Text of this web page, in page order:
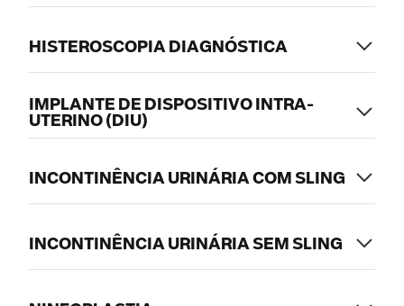
HISTEROSCOPIA DIAGNÓSTICA
IMPLANTE DE DISPOSITIVO INTRA-
UTERINO (DIU)
INCONTINÊNCIA URINÁRIA COM SLING
INCONTINÊNCIA URINÁRIA SEM SLING